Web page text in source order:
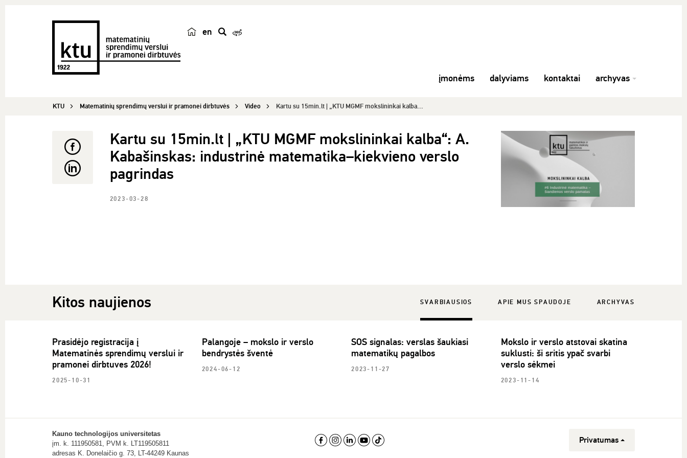
en
k
įmonėms dalyviams kontaktai archyvas
KTU Matematinių sprendimų verslui ir pramonei dirbtuvės Video Kartu su 15min.lt | „KTU MGMF mokslininkai kalba...
Kartu su 15min.lt | „KTU MGMF mokslininkai kalba“: A.
Kabašinskas: industrinė matematika–kiekvieno verslo
pagrindas
2023-03-28
Kitos naujienos SVARBIAUSIOS APIE MUS SPAUDOJE ARCHYVAS
Prasidėjo registracija į
Matematinės sprendimų verslui ir
pramonei dirbtuves 2026!
2025-10-31
Palangoje – mokslo ir verslo
bendrystės šventė
2024-06-12
SOS signalas: verslas šaukiasi
matematikų pagalbos
2023-11-27
Mokslo ir verslo atstovai skatina
suklusti: ši sritis ypač svarbi
verslo sėkmei
2023-11-14
Kauno technologijos universitetas
įm. k. 111950581, PVM k. LT119505811
adresas K. Donelaičio g. 73, LT-44249 Kaunas
Privatumas